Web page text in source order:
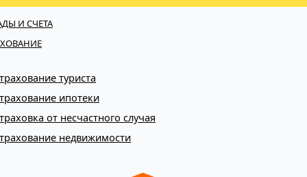
И СЧЕТА
туриста
ипотеки
от несчастного случая
недвижимости